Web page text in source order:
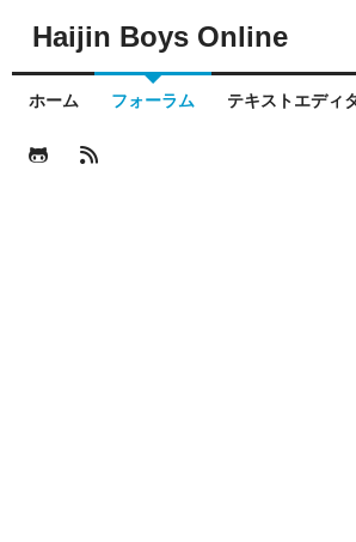
Haijin Boys Online
ホーム フォーラム テキストエディ